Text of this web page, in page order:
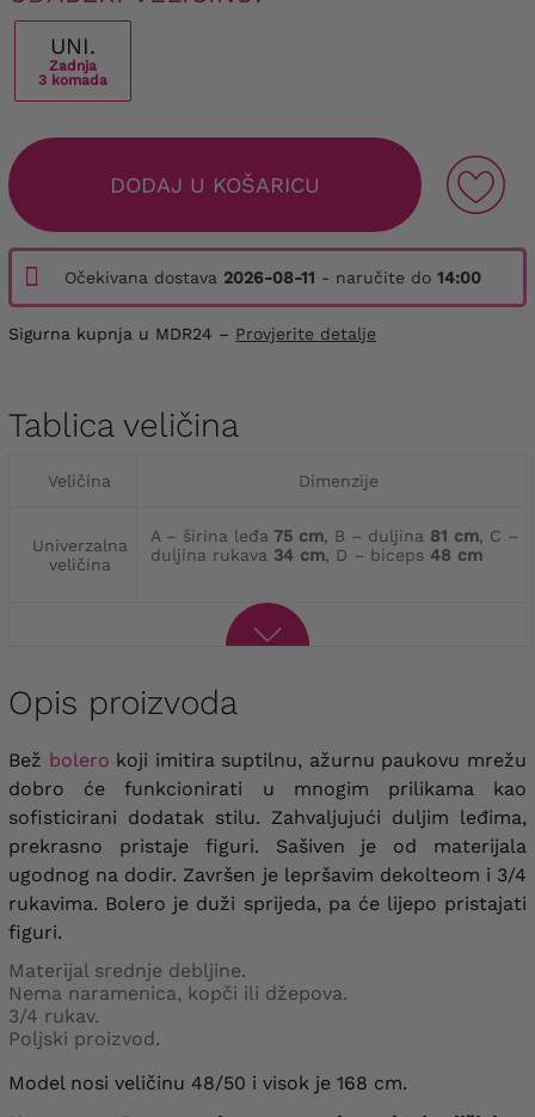
UNI.
Zadnja
3 komada
DODAJ U KOŠARICU
Očekivana dostava 2026-08-11 - naručite do 14:00
Sigurna kupnja u MDR24 – Provjerite detalje
Tablica veličina
Veličina Dimenzije
Univerzalna
veličina
A – širina leđa 75 cm, B – duljina 81 cm, C –
duljina rukava 34 cm, D – biceps 48 cm
Opis proizvoda
Bež bolero koji imitira suptilnu, ažurnu paukovu mrežu
dobro će funkcionirati u mnogim prilikama kao
sofisticirani dodatak stilu. Zahvaljujući duljim leđima,
prekrasno pristaje figuri.
Sašiven je od materijala
ugodnog na dodir. Završen je lepršavim dekolteom i 3/4
rukavima. Bolero je duži sprijeda, pa će lijepo pristajati
figuri.
Materijal srednje debljine.
Nema naramenica, kopči ili džepova.
3/4 rukav.
Poljski proizvod.
Model nosi veličinu 48/50 i visok je 168 cm.